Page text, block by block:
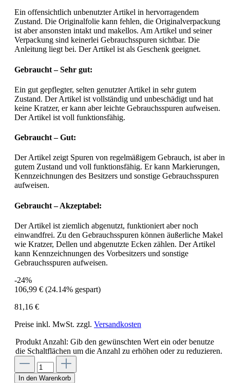
Ein offensichtlich unbenutzter Artikel in hervorragendem
Zustand. Die Originalfolie kann fehlen, die Originalverpackung
ist aber ansonsten intakt und makellos. Am Artikel und seiner
Verpackung sind keinerlei Gebrauchsspuren sichtbar. Die
Anleitung liegt bei. Der Artikel ist als Geschenk geeignet.
Gebraucht – Sehr gut:
Ein gut gepflegter, selten genutzter Artikel in sehr gutem
Zustand. Der Artikel ist vollständig und unbeschädigt und hat
keine Kratzer, er kann aber leichte Gebrauchsspuren aufweisen.
Der Artikel ist voll funktionsfähig.
Gebraucht – Gut:
Der Artikel zeigt Spuren von regelmäßigem Gebrauch, ist aber in
gutem Zustand und voll funktionsfähig. Er kann Markierungen,
Kennzeichnungen des Besitzers und sonstige Gebrauchsspuren
aufweisen.
Gebraucht – Akzeptabel:
Der Artikel ist ziemlich abgenutzt, funktioniert aber noch
einwandfrei. Zu den Gebrauchsspuren können äußerliche Makel
wie Kratzer, Dellen und abgenutzte Ecken zählen. Der Artikel
kann Kennzeichnungen des Vorbesitzers und sonstige
Gebrauchsspuren aufweisen.
-24%
106,99 € (24.14% gespart)
81,16 €
Preise inkl. MwSt. zzgl. Versandkosten
Produkt Anzahl: Gib den gewünschten Wert ein oder benutze
die Schaltflächen um die Anzahl zu erhöhen oder zu reduzieren.
In den Warenkorb